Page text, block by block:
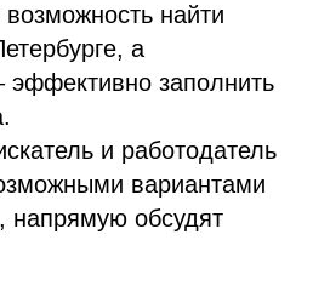
найти
а
эффективно заполнить
и работодатель
вариантами
напрямую обсудят